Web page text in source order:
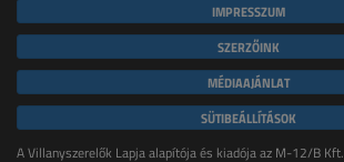
IMPRESSZUM
SZERZŐINK
MÉDIAAJÁNLAT
SÜTIBEÁLLÍTÁSOK
A Villanyszerelők Lapja alapítója és kiadója az M-12/B Kft.